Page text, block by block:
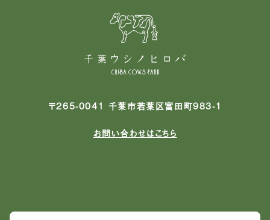
〒265-0041 千葉市若葉区富田町983-1
お問い合わせはこちら